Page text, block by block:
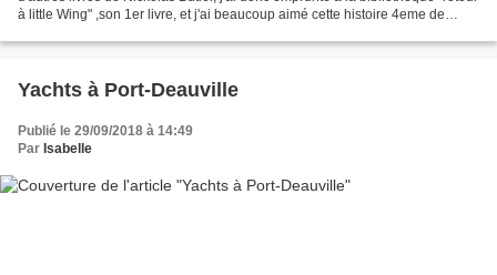
à little Wing" ,son 1er livre, et j'ai beaucoup aimé cette histoire 4eme de
Yachts à Port-Deauville
Publié le 29/09/2018 à 14:49
Par Isabelle